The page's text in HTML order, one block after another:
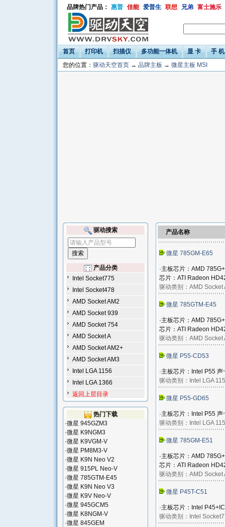
品牌热门产品： 惠普 佳能 爱普生 联想 兄弟 富士施乐
首页 打印机 扫描仪 多功能一体机 显 卡
手 机
您的位置： 驱动天空首页 → 品牌主板 → 微星主板 MSI
驱动搜索
产品分类
Intel Socket775
Intel Socket478
AMD Socket AM2
AMD Socket 939
AMD Socket 754
AMD Socket A
AMD Socket AM2+
AMD Socket AM3
Intel LGA 1156
Intel LGA 1366
返回上层目录
热门下载
·微星 945GZM3
·微星 K9NGM3
·微星 K9VGM-V
·微星 PM8M3-V
·微星 K9N Neo V2
·微星 915PL Neo-V
·微星 785GTM-E45
·微星 K9N Neo V3
·微星 K9V Neo-V
·微星 945GCM5
·微星 K8NGM-V
·微星 845GEM
产品名称
微星 785GM-E65
·主板芯片：AMD
芯片：ATI Radeon
驱动类别： AMD Socket
微星 785GTM-E45
·主板芯片：AMD
芯片：ATI Radeon
驱动类别： AMD Socket
微星 P55-CD53
·主板芯片：Intel P55
驱动类别： Intel LGA
微星 P55-GD65
·主板芯片：Intel P55
驱动类别： Intel LGA
微星 785GM-E51
·主板芯片：AMD
芯片：ATI Radeon
驱动类别： AMD Socket
微星 P45T-C51
·主板芯片：Intel
驱动类别： Intel